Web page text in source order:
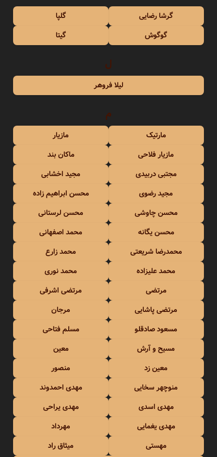
گرشا رضایی
گلپا
گوگوش
گیتا
ل
لیلا فروهر
م
مارتیک
مازیار
مازیار فلاحی
ماکان بند
مجتبی دربیدی
مجید اخشابی
مجید رضوی
محسن ابراهیم زاده
محسن چاوشی
محسن لرستانی
محسن یگانه
محمد اصفهانی
محمدرضا شریعتی
محمد زارع
محمد علیزاده
محمد نوری
مرتضی
مرتضی اشرفی
مرتضی پاشایی
مرجان
مسعود صادقلو
مسلم فتاحی
مسیح و آرش
معین
معین زد
منصور
منوچهر سخایی
مهدی احمدوند
مهدی اسدی
مهدی یراحی
مهدی یغمایی
مهرداد
مهستی
میثاق راد